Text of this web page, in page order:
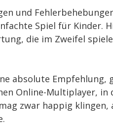
und
Spiel für Kinder.
die im Zweifel
absolute Empfehlung,
Online-Multiplayer,
zwar happig